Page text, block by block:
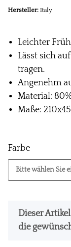
Hersteller: Italy
Leichter
Lässt sich
tragen.
Angenehm
Material:
Maße:
Farbe
Bitte wählen Sie
x
Dieser
die